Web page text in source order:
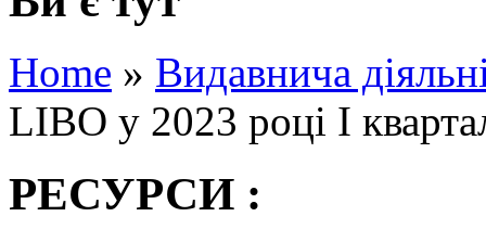
Home » Видавнича
LIBO у 2023 році І
РЕСУРСИ :